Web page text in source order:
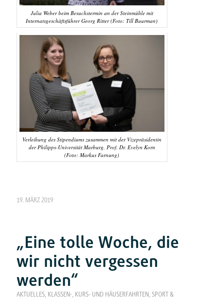
Julia Weber beim Besuchstermin an der Steinmühle mit
Internatsgeschäftsführer Georg Ritter (Foto: Till Buurman)
Verleihung des Stipendiums zusammen mit der Vizepräsidentin
der Philipps-Universität Marburg, Prof. Dr. Evelyn Korn
(Foto: Markus Farnung)
19. MÄRZ 2019
„Eine tolle Woche, die
wir nicht vergessen
werden“
AKTUELLES, KLASSEN-, KURS- UND HÄUSERFAHRTEN, SPORT &